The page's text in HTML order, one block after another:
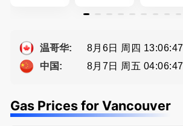
-689-5519
温哥华:
8月6日 周四 13:06:48
中国:
8月7日 周五 04:06:48
Gas Prices for Vancouver